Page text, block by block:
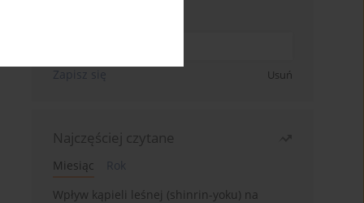
Zapisz się Usuń
Najczęściej czytane
Miesiąc
Rok
Wpływ kąpieli leśnej (shinrin-yoku) na